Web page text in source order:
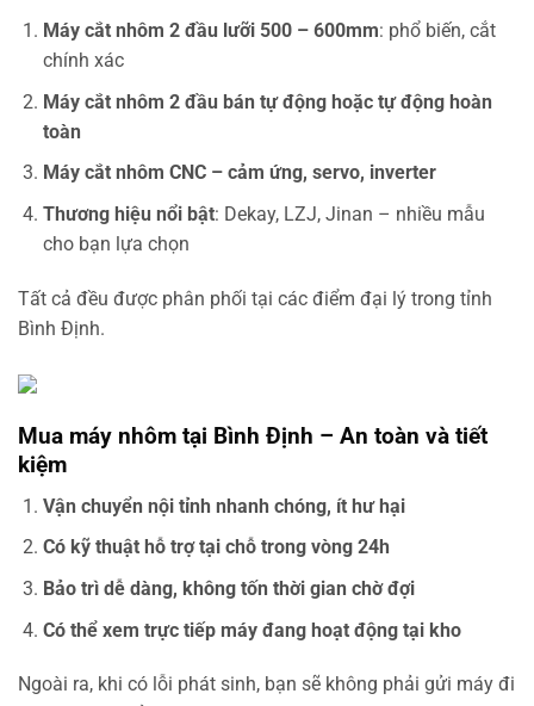
Máy cắt nhôm 2 đầu lưỡi 500 – 600mm: phổ biến, cắt
chính xác
Máy cắt nhôm 2 đầu bán tự động hoặc tự động hoàn
toàn
Máy cắt nhôm CNC – cảm ứng, servo, inverter
Thương hiệu nổi bật: Dekay, LZJ, Jinan – nhiều mẫu
cho bạn lựa chọn
Tất cả đều được phân phối tại các điểm đại lý trong tỉnh
Bình Định.
Mua máy nhôm tại Bình Định – An toàn và tiết
kiệm
Vận chuyển nội tỉnh nhanh chóng, ít hư hại
Có kỹ thuật hỗ trợ tại chỗ trong vòng 24h
Bảo trì dễ dàng, không tốn thời gian chờ đợi
Có thể xem trực tiếp máy đang hoạt động tại kho
Ngoài ra, khi có lỗi phát sinh, bạn sẽ không phải gửi máy đi